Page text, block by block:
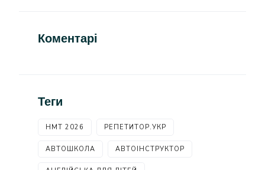
Коментарі
Теги
НМТ 2026 РЕПЕТИТОР.УКР
АВТОШКОЛА АВТОІНСТРУКТОР